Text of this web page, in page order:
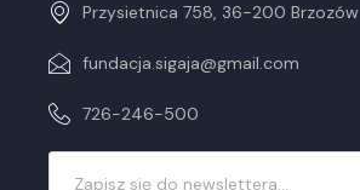
Przysietnica 758, 36-200 Brzozów
fundacja.sigaja@gmail.com
726-246-500